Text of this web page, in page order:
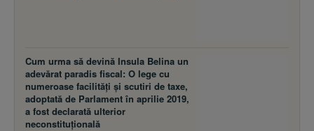
Cum urma să devină Insula Belina un
adevărat paradis fiscal: O lege cu
numeroase facilităţi şi scutiri de taxe,
adoptată de Parlament în aprilie 2019,
a fost declarată ulterior
neconstituţională